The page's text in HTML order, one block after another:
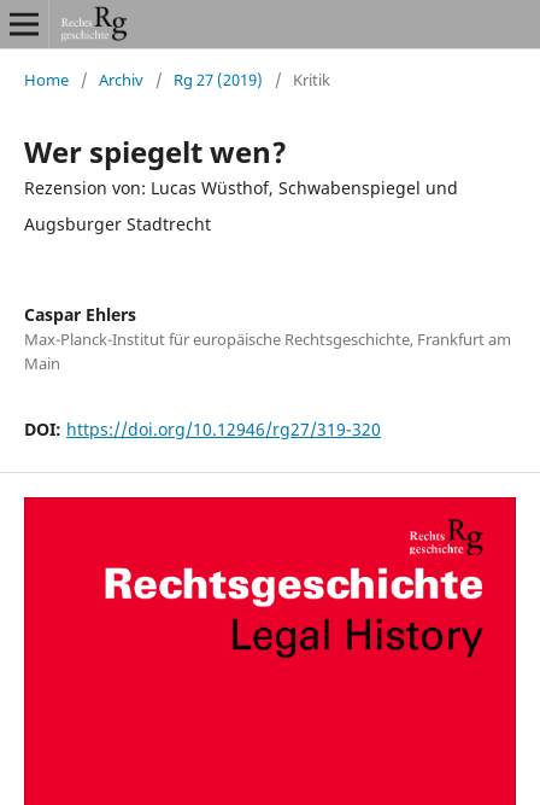
Home / Archiv / Rg 27 (2019) / Kritik
Wer spiegelt wen?
Rezension von: Lucas Wüsthof, Schwabenspiegel und
Augsburger Stadtrecht
Caspar Ehlers
Max-Planck-Institut für europäische Rechtsgeschichte, Frankfurt am
Main
DOI: https://doi.org/10.12946/rg27/319-320